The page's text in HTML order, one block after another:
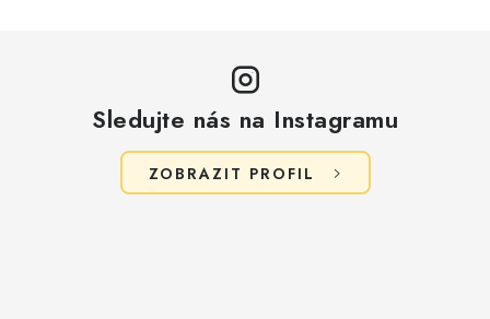
Sledujte nás na Instagramu
ZOBRAZIT PROFIL